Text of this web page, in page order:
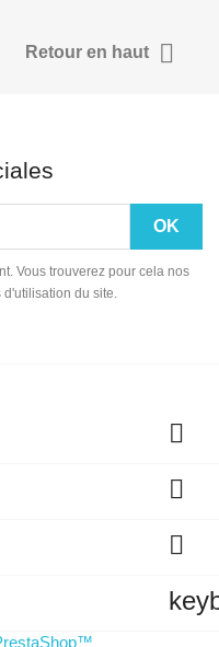
Retour en haut 
Vous trouverez pour cela nos
du site.


